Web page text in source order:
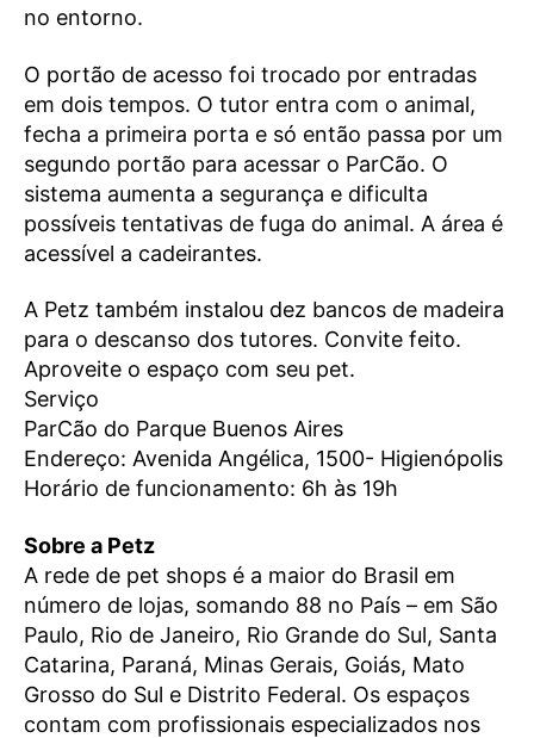
no entorno.
O portão de acesso foi trocado por entradas
em dois tempos. O tutor entra com o animal,
fecha a primeira porta e só então passa por um
segundo portão para acessar o ParCão. O
sistema aumenta a segurança e dificulta
possíveis tentativas de fuga do animal. A área é
acessível a cadeirantes.
A Petz também instalou dez bancos de madeira
para o descanso dos tutores. Convite feito.
Aproveite o espaço com seu pet.
Serviço
ParCão do Parque Buenos Aires
Endereço: Avenida Angélica, 1500- Higienópolis
Horário de funcionamento: 6h às 19h
Sobre a Petz
A rede de pet shops é a maior do Brasil em
número de lojas, somando 88 no País – em São
Paulo, Rio de Janeiro, Rio Grande do Sul, Santa
Catarina, Paraná, Minas Gerais, Goiás, Mato
Grosso do Sul e Distrito Federal. Os espaços
contam com profissionais especializados nos